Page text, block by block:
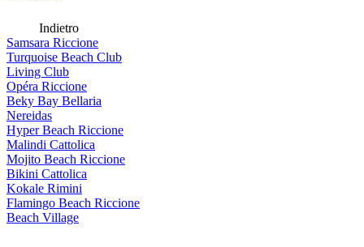
Indietro
Samsara Riccione
Turquoise Beach Club
Living Club
Opéra Riccione
Beky Bay Bellaria
Nereidas
Hyper Beach Riccione
Malindi Cattolica
Mojito Beach Riccione
Bikini Cattolica
Kokale Rimini
Flamingo Beach Riccione
Beach Village